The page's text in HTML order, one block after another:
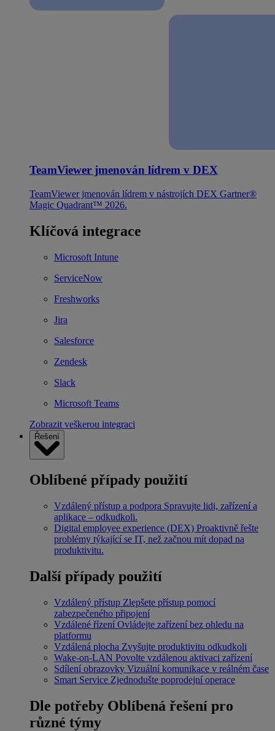
TeamViewer jmenován lídrem v DEX
TeamViewer jmenován lídrem v nástrojích DEX Gartner®
Magic Quadrant™ 2026.
Klíčová integrace
Microsoft Intune
ServiceNow
Freshworks
Jira
Salesforce
Zendesk
Slack
Microsoft Teams
Zobrazit veškerou integraci
Řešení
Oblíbené případy použití
Vzdálený přístup a podpora Spravujte lidi, zařízení a
aplikace – odkudkoli.
Digital employee experience (DEX) Proaktivně řešte
problémy týkající se IT, než začnou mít dopad na
produktivitu.
Další případy použití
Vzdálený přístup Zlepšete přístup pomocí
zabezpečeného připojení
Vzdálené řízení Ovládejte zařízení bez ohledu na
platformu
Vzdálená plocha Zvyšujte produktivitu odkudkoli
Wake-on-LAN Povolte vzdálenou aktivaci zařízení
Sdílení obrazovky Vizuální komunikace v reálném čase
Smart Service Zjednodušte poprodejní operace
Dle potřeby Oblíbená řešení pro
různé týmy